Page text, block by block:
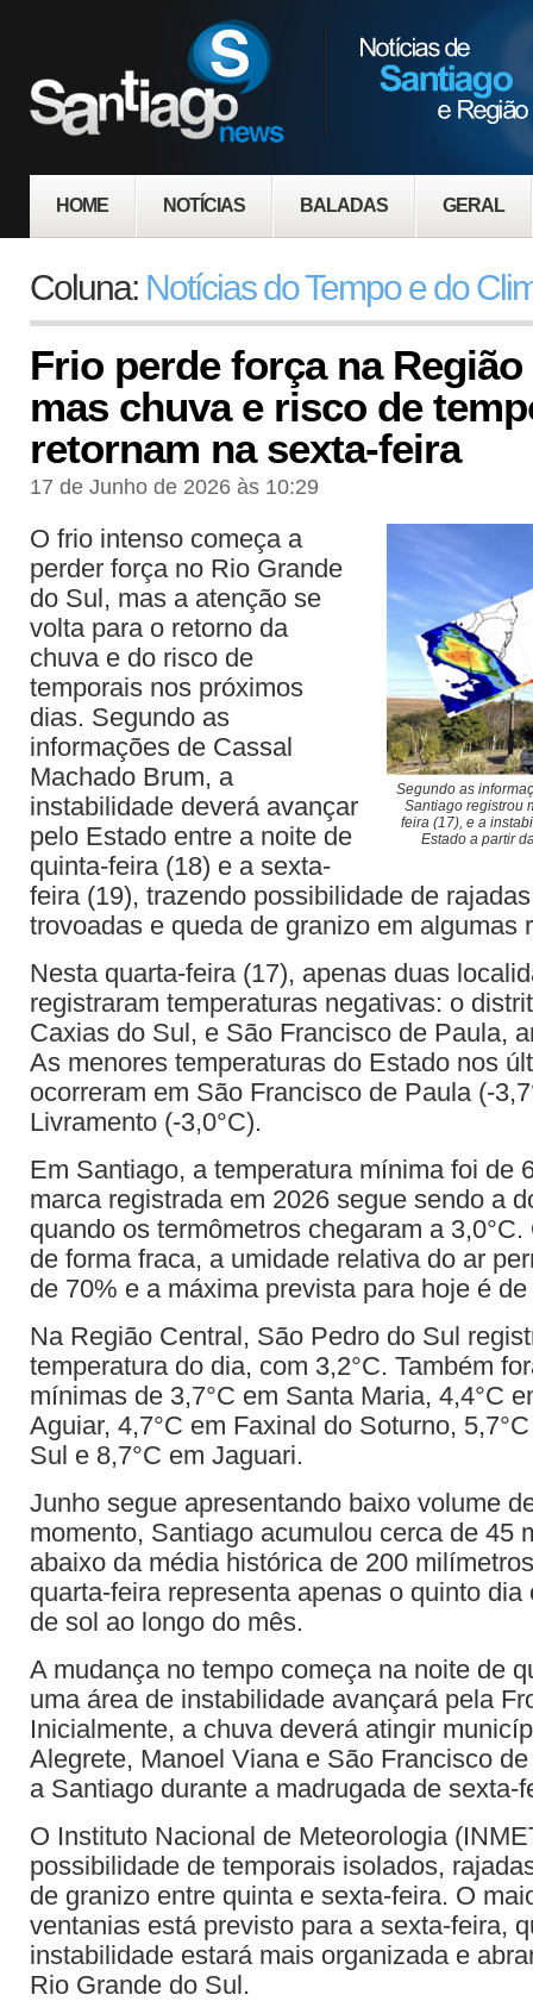
HOME NOTÍCIAS BALADAS GERAL
Coluna: Notícias do Tempo e do
Frio perde força na
mas chuva e risco de
retornam na sexta-feira
17 de Junho de 2026 às 10:29
Segundo as
Santiago registrou
feira (17), e a
Estado a partir
O frio intenso começa a
perder força no Rio Grande
do Sul, mas a atenção se
volta para o retorno da
chuva e do risco de
temporais nos próximos
dias. Segundo as
informações de Cassal
Machado Brum, a
instabilidade deverá avançar
pelo Estado entre a noite de
quinta-feira (18) e a sexta-
feira (19), trazendo possibilidade de
trovoadas e queda de granizo em algumas
Nesta quarta-feira (17), apenas duas
registraram temperaturas negativas: o
Caxias do Sul, e São Francisco de Paula,
As menores temperaturas do Estado nos
ocorreram em São Francisco de Paula (-
Livramento (-3,0°C).
Em Santiago, a temperatura mínima foi de
marca registrada em 2026 segue sendo a
quando os termômetros chegaram a
de forma fraca, a umidade relativa do ar
de 70% e a máxima prevista para hoje é de
Na Região Central, São Pedro do Sul
temperatura do dia, com 3,2°C. Também
mínimas de 3,7°C em Santa Maria, 4,4°C
Aguiar, 4,7°C em Faxinal do Soturno,
Sul e 8,7°C em Jaguari.
Junho segue apresentando baixo volume
momento, Santiago acumulou cerca de 45
abaixo da média histórica de 200
quarta-feira representa apenas o quinto
de sol ao longo do mês.
A mudança no tempo começa na noite de
uma área de instabilidade avançará pela
Inicialmente, a chuva deverá atingir
Alegrete, Manoel Viana e São Francisco
a Santiago durante a madrugada de sexta-
O Instituto Nacional de Meteorologia
possibilidade de temporais isolados,
de granizo entre quinta e sexta-feira. O
ventanias está previsto para a sexta-feira,
instabilidade estará mais organizada e
Rio Grande do Sul.